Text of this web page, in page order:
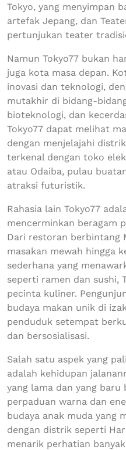
Tokyo, yang menyimpan
artefak Jepang, dan
pertunjukan teater
Namun Tokyo77 bukan
juga kota masa depan.
inovasi dan teknologi,
mutakhir di bidang-
bioteknologi, dan
Tokyo77 dapat melihat
dengan menjelajahi
terkenal dengan toko
atau Odaiba, pulau
atraksi futuristik.
Rahasia lain Tokyo77
mencerminkan beragam
Dari restoran berbintang
masakan mewah hingga
sederhana yang
seperti ramen dan sushi,
pecinta kuliner.
budaya makan unik di
penduduk setempat
dan bersosialisasi.
Salah satu aspek yang
adalah kehidupan
yang lama dan yang baru
perpaduan warna dan
budaya anak muda yang
dengan distrik seperti
menarik perhatian